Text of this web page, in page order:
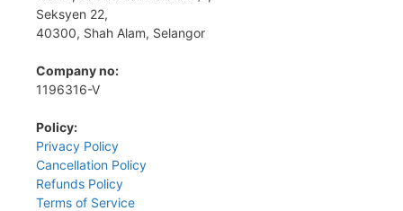
Seksyen 22,
40300, Shah Alam, Selangor
Company no:
1196316-V
Policy:
Privacy Policy
Cancellation Policy
Refunds Policy
Terms of Service